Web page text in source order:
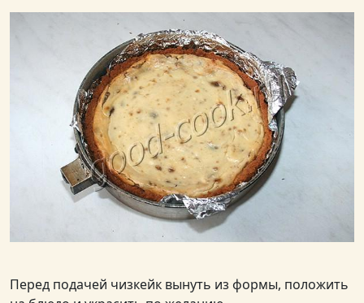
Перед подачей чизкейк вынуть из формы, положить